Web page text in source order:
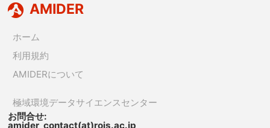
AMIDER
ホーム
利用規約
AMIDERについて
極域環境データサイエンスセンター
お問合せ:
amider_contact(at)rois.ac.jp